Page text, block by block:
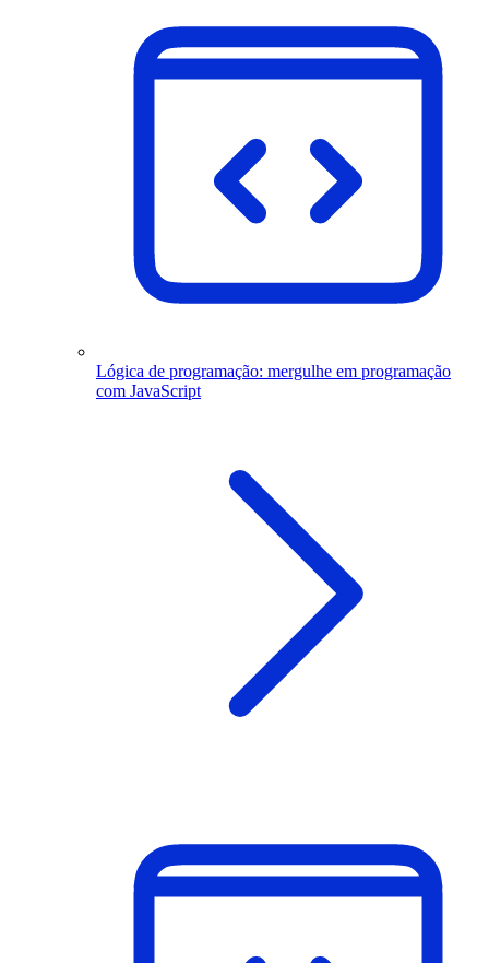
Lógica de programação: mergulhe em programação
com JavaScript